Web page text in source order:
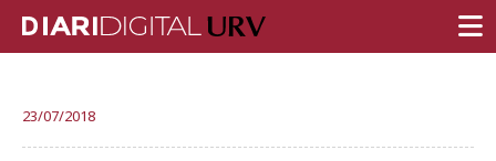
RECERCA
23/07/2018